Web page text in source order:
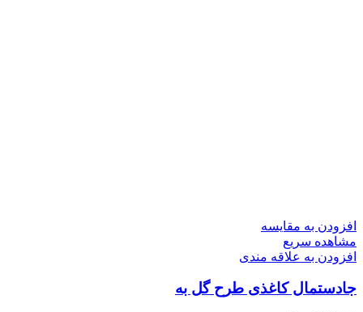
افزودن به مقایسه
مشاهده سریع
افزودن به علاقه مندی
جادستمال کاغذی طرح گل به